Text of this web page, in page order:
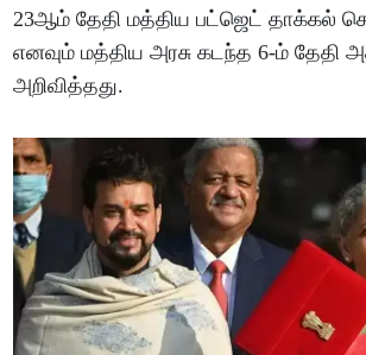
23ஆம் தேதி மத்திய பட்ஜெட் தாக்கல்
எனவும் மத்திய அரசு கடந்த 6-ம் தேதி
அறிவித்தது.